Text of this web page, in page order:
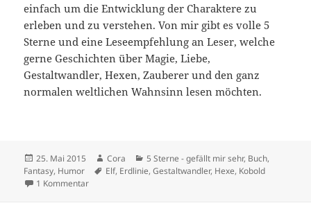
einfach um die Entwicklung der Charaktere zu
erleben und zu verstehen. Von mir gibt es volle 5
Sterne und eine Leseempfehlung an Leser, welche
gerne Geschichten über Magie, Liebe,
Gestaltwandler, Hexen, Zauberer und den ganz
normalen weltlichen Wahnsinn lesen möchten.
Veröffentlicht
am
25. Mai 2015 Autor
Cora Kategorien
5 Sterne - gefällt mir sehr, Buch,
Fantasy, Humor Schlagwörter
Elf, Erdlinie,Gestaltwandler, Hexe, Kobold
1 Kommentarzu Elionore Brevent 04: Verliebt, verlobt … Verhext –